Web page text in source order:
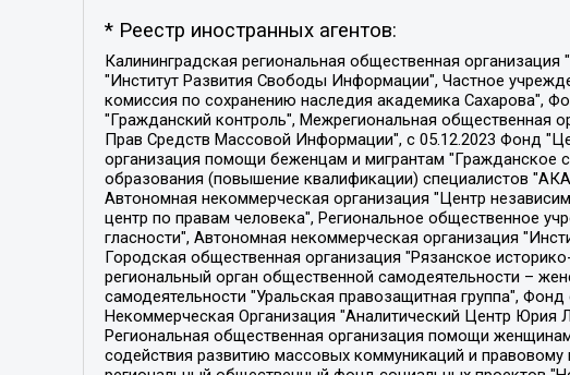
* Реестр иностранных агентов:
Калининградская региональная общественная организация "Экозащита!-Женсовет", Фонд содействия защите прав и свобод граждан "Общественный вердикт", Фонд "Институт Развития Свободы Информации", Частное учреждение "Информационное агентство МЕМО. РУ", Региональная общественная организация "Общественная комиссия по сохранению наследия академика Сахарова", Фонд поддержки свободы прессы, Санкт-Петербургская общественная правозащитная организация "Гражданский контроль", Межрегиональная общественная организация "Информационно-просветительский центр "Мемориал", Региональный Фонд "Центр Защиты Прав Средств Массовой Информации", с 05.12.2023 Фонд "Центр Защиты Прав Средств массовой информации", Региональная общественная благотворительная организация помощи беженцам и мигрантам "Гражданское содействие", Негосударственное образовательное учреждение дополнительного профессионального образования (повышение квалификации) специалистов "АКАДЕМИЯ ПО ПРАВАМ ЧЕЛОВЕКА", Свердловская региональная общественная организация "Сутяжник", Автономная некоммерческая организация "Центр независимых социологических исследований", Союз общественных объединений "Российский исследовательский центр по правам человека", Региональное общественное учреждение научно-информационный центр "МЕМОРИАЛ", Некоммерческая организация "Фонд защиты гласности", Автономная некоммерческая организация "Институт прав человека", Городская общественная организация "Екатеринбургское общество "МЕМОРИАЛ", Городская общественная организация "Рязанское историко-просветительское и правозащитное общество "Мемориал" (Рязанский Мемориал), Челябинский региональный орган общественной самодеятельности – женское общественное объединение "Женщины Евразии", Челябинский региональный орган общественной самодеятельности "Уральская правозащитная группа", Фонд содействия защите здоровья и социальной справедливости имени Андрея Рылькова, Автономная Некоммерческая Организация "Аналитический Центр Юрия Левады", Автономная некоммерческая организация социальной поддержки населения "Проект Апрель", Региональная общественная организация помощи женщинам и детям, находящимся в кризисной ситуации "Информационно-методический центр "Анна", Фонд содействия развитию массовых коммуникаций и правовому просвещению "Так-так-Так", Фонд содействия устойчивому развитию "Серебряная тайга", Свердловский региональный общественный фонд социальных проектов "Новое время", "Idel.Реалии", Кавказ.Реалии, Крым.Реалии, Телеканал Настоящее Время, Татаро-башкирская служба Радио Свобода (Azatliq Radiosi), Радио Свободная Европа/Радио Свобода (PCE/PC), "Сибирь.Реалии", "Фактограф", Благотворительный фонд помощи осужденным и их семьям, Автономная некоммерческая организация "Институт глобализации и социальных движений", Фонд "В защиту прав заключенных", Частное учреждение "Центр поддержки и содействия развитию средств массовой информации", Пензенский региональный общественный благотворительный фонд "Гражданский союз", "Север.Реалии", Некоммерческая организация Фонд "Правовая инициатива", Общество с ограниченной ответственностью "Радио Свободная Европа/Радио Свобода", Чешское информационное агентство "MEDIUM-ORIENT", Красноярская региональная общественная организация "Мы против СПИДа", Камалягин Денис Николаевич, Маркелов Сергей Евгеньевич, Пономарев Лев Александрович, Савицкая Людмила Алексеевна, Автономная некоммерческая организация "Центр по работе с проблемой насилия "НАСИЛИЮ.НЕТ", Межрегиональный профессиональный союз работников здравоохранения "Альянс врачей", Юридическое лицо,